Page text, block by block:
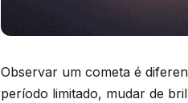
Observar um cometa é
período limitado, mudar de